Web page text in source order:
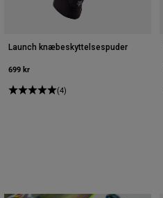
Launch knæbeskyttelsespuder
699 kr
(4)